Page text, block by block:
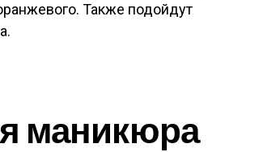
Также подойдут
маникюра